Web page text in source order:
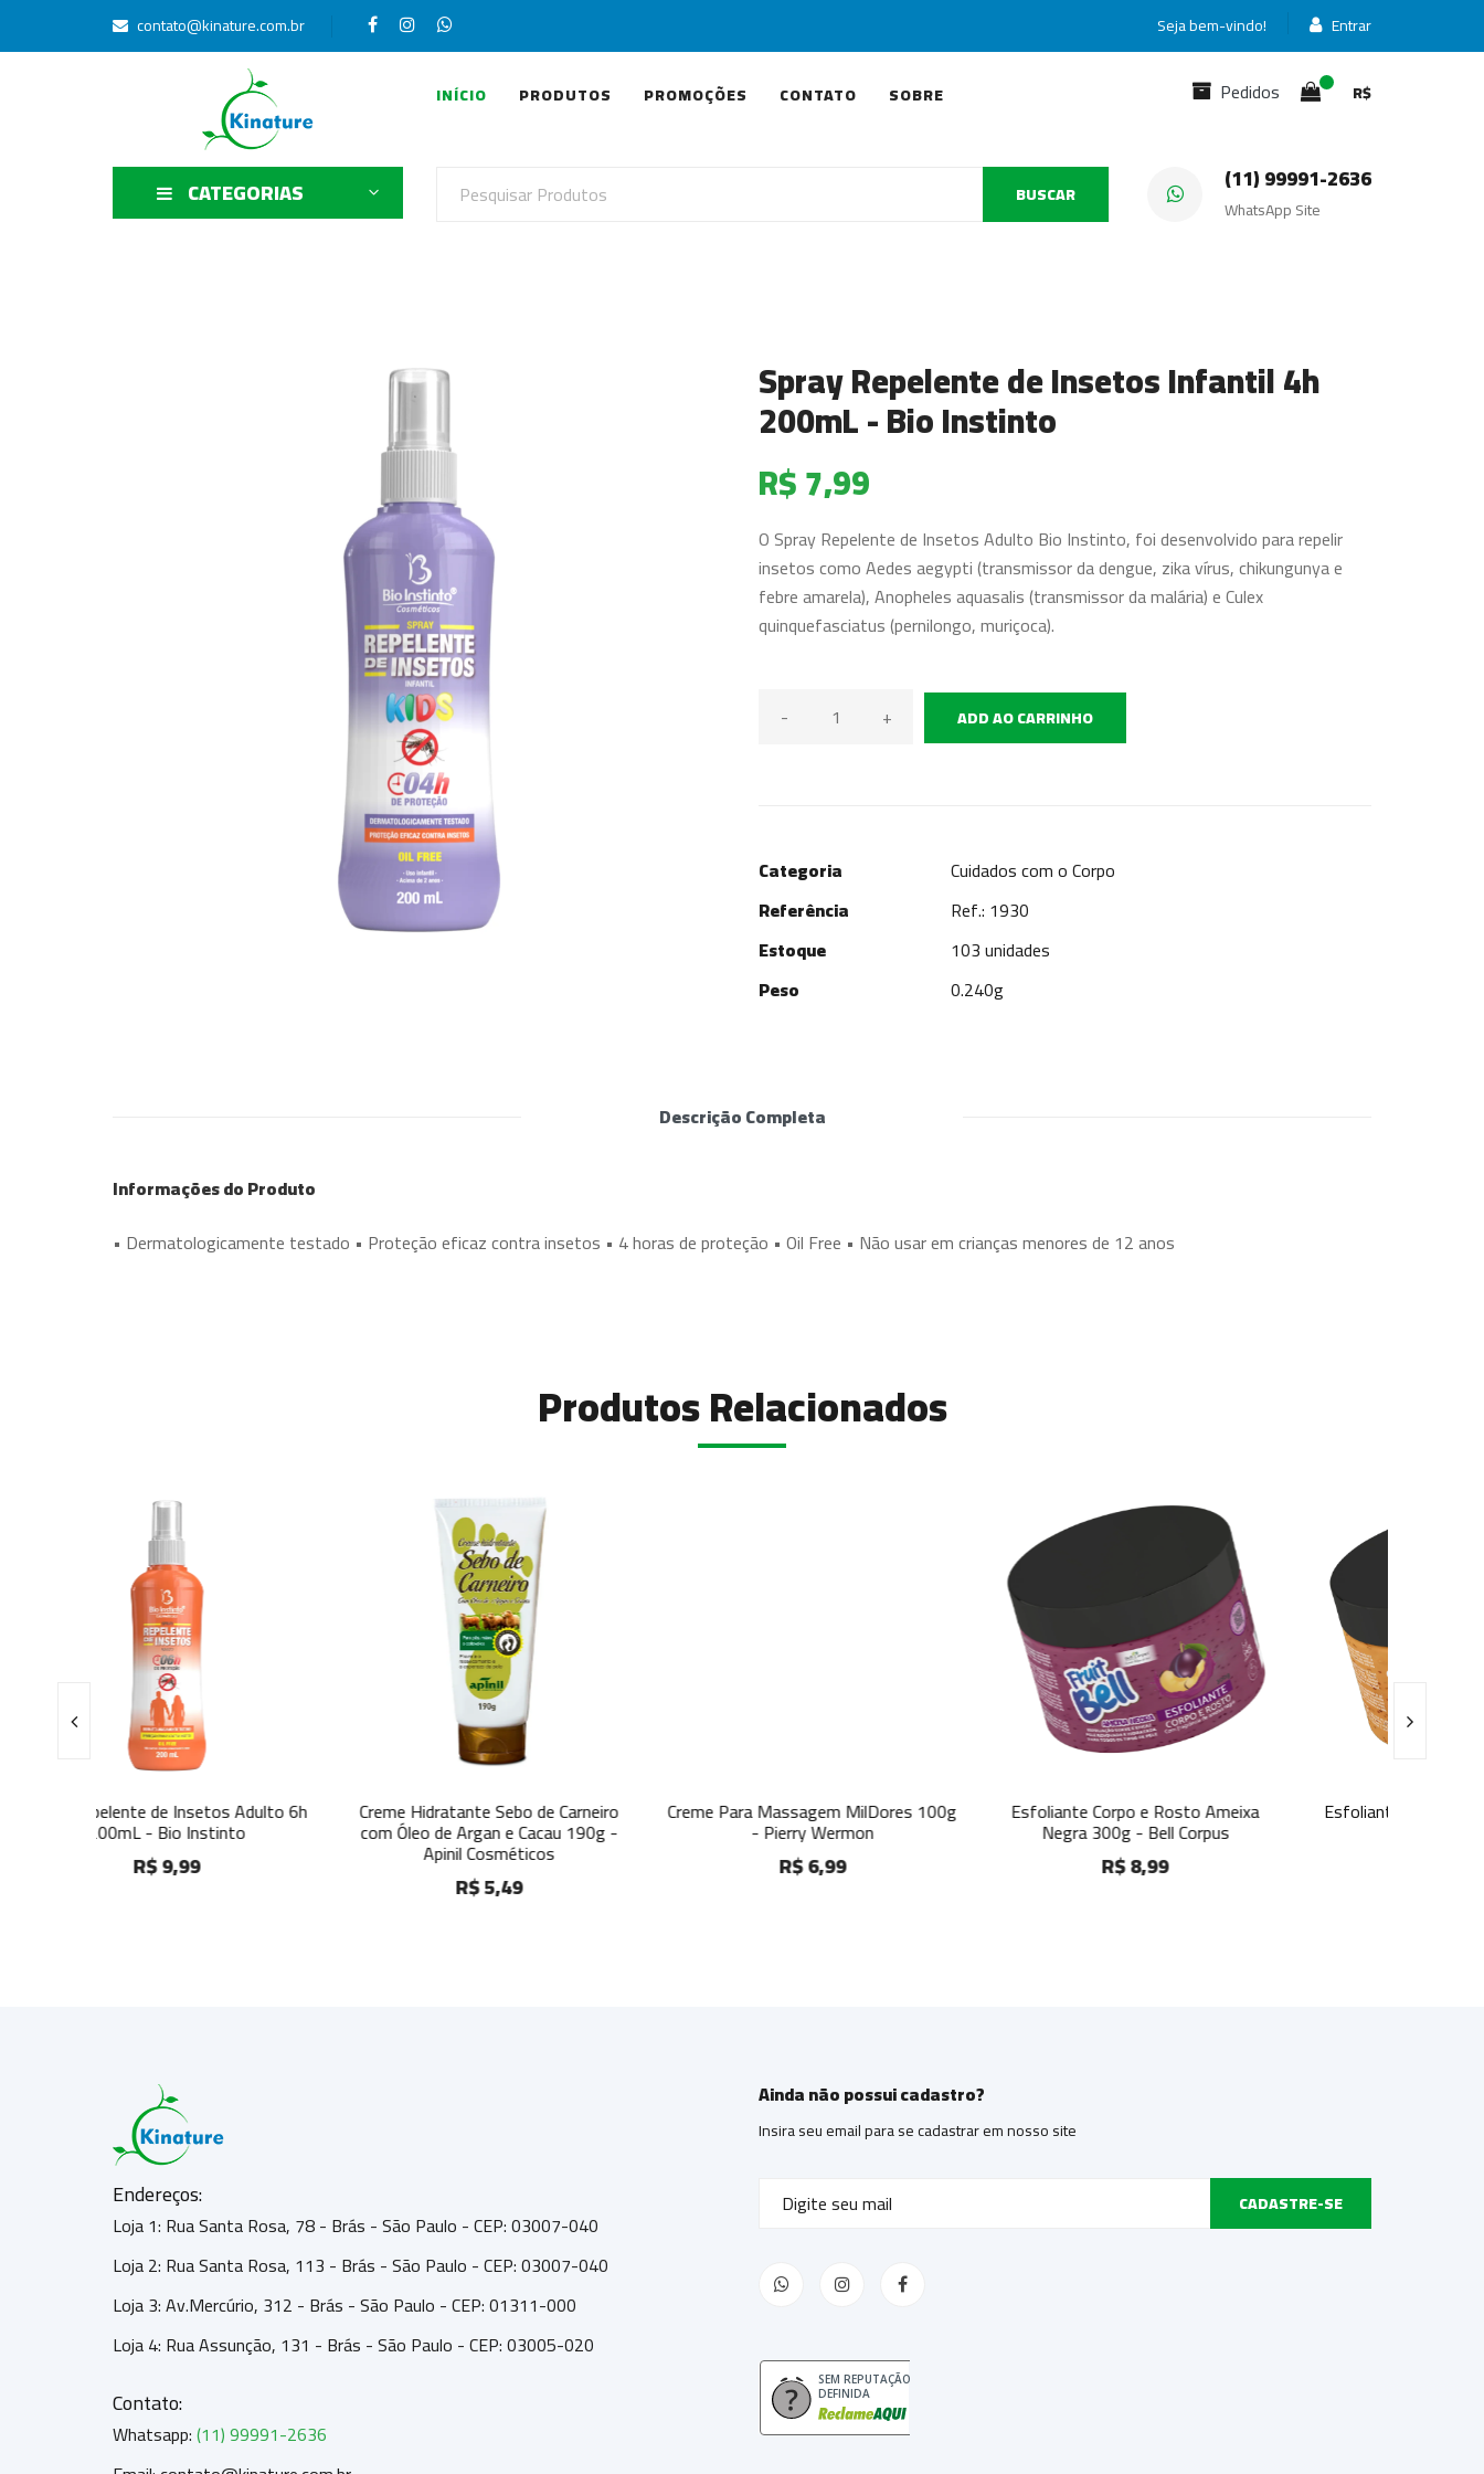
contato@kinature.com.br Seja bem-vindo! Entrar
INÍCIO PRODUTOS PROMOÇÕES CONTATO SOBRE Pedidos R$
CATEGORIAS BUSCAR (11) 99991-2636
WhatsApp Site
Spray Repelente de Insetos Infantil 4h
200mL - Bio Instinto
R$ 7,99
O Spray Repelente de Insetos Adulto Bio Instinto, foi desenvolvido para repelir
insetos como Aedes aegypti (transmissor da dengue, zika vírus, chikungunya e
febre amarela), Anopheles aquasalis (transmissor da malária) e Culex
quinquefasciatus (pernilongo, muriçoca).
- + ADD AO CARRINHO
Categoria
Cuidados com o Corpo
Referência
Ref.: 1930
Estoque
103 unidades
Peso
0.240g
Descrição Completa
Informações do Produto
• Dermatologicamente testado • Proteção eficaz contra insetos • 4 horas de proteção • Oil Free • Não usar em crianças menores de 12 anos
Produtos Relacionados
Adulto 6h Creme Hidratante Sebo de Carneiro
com Óleo de Argan e Cacau 190g -
Creme Para Massagem MilDores 100g
- Pierry Wermon
Esfoliante Corpo e Rosto Ameixa
Negra 300g - Bell Corpus
Esfoliante Corpo e Rosto Tangerina
300g - Bell Corpus
Endereços:
Loja 1: Rua Santa Rosa, 78 - Brás - São Paulo - CEP: 03007-040
Loja 2: Rua Santa Rosa, 113 - Brás - São Paulo - CEP: 03007-040
Loja 3: Av.Mercúrio, 312 - Brás - São Paulo - CEP: 01311-000
Loja 4: Rua Assunção, 131 - Brás - São Paulo - CEP: 03005-020
Contato:
Whatsapp:(11) 99991-2636
Ainda não possui cadastro?
Insira seu email para se cadastrar em nosso site
CADASTRE-SE
SEM REPUTAÇÃO
DEFINIDA